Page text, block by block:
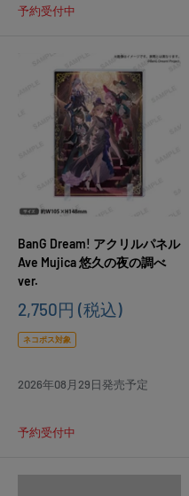
予約受付中
BanG Dream! アクリルパネル
Ave Mujica 悠久の夜の調べ
ver.
販
価
2,750円 (税込)
ネコポス対象
2026年08月29日発売予定
予約受付中